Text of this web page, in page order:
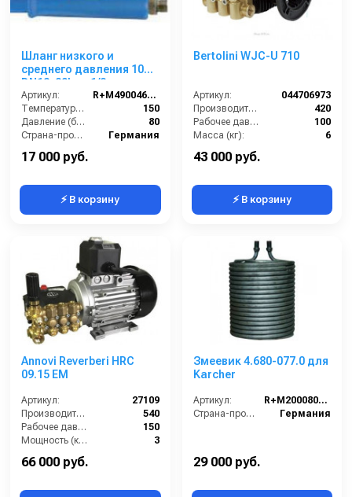
Шланг низкого и
среднего давления 10m
DN12, 80bar, 1/2внеш-
1/2внеш, -40°C - +150°C,
арматура нерж.сталь
Артикул:
R+M4900460109
Температура (°C):
150
Давление (бар):
80
Страна-производитель:
Германия
17 000 руб.
⚡ В корзину
Bertolini WJC-U 710
Артикул:
044706973
Производительность (л/ч):
420
Рабочее давление (бар):
100
Масса (кг):
6
Обороты двигателя (об/мин):
43 000 руб.
⚡ В корзину
Annovi Reverberi HRC
09.15 EM
Артикул:
27109
Производительность (л/ч):
540
Рабочее давление (бар):
150
Мощность (кВт):
3
66 000 руб.
Змеевик 4.680-077.0 для
Karcher
Артикул:
R+M200080502
Страна-производитель:
Германия
29 000 руб.